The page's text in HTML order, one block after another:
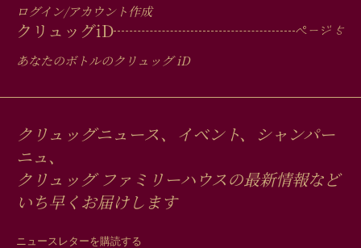
ログイン/アカウント作成
クリュッグiD
あなたのボトルのクリュッグiD
クリュッグニュース、イベント、シャンパー
ニュ、
クリュッグ ファミリーハウスの最新情報など
いち早くお届けします
ニュースレターを購読する